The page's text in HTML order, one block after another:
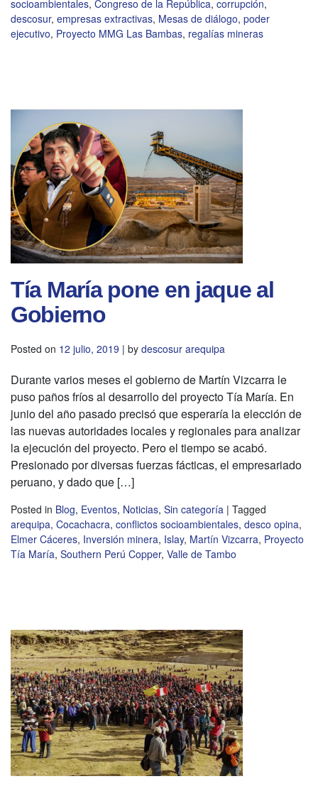
socioambientales, Congreso de la República, corrupción,
descosur, empresas extractivas, Mesas de diálogo, poder
ejecutivo, Proyecto MMG Las Bambas, regalías mineras
Tía María pone en jaque al
Gobierno
Posted on 12 julio, 2019 | by descosur arequipa
Durante varios meses el gobierno de Martín Vizcarra le
puso paños fríos al desarrollo del proyecto Tía María. En
junio del año pasado precisó que esperaría la elección de
las nuevas autoridades locales y regionales para analizar
la ejecución del proyecto. Pero el tiempo se acabó.
Presionado por diversas fuerzas fácticas, el empresariado
peruano, y dado que […]
Posted in Blog, Eventos, Noticias, Sin categoría | Tagged
arequipa, Cocachacra, conflictos socioambientales, desco opina,
Elmer Cáceres, Inversión minera, Islay, Martín Vizcarra, Proyecto
Tía María, Southern Perú Copper, Valle de Tambo